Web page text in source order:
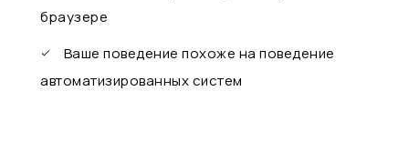
браузере
Ваше поведение похоже на поведение
автоматизированных систем